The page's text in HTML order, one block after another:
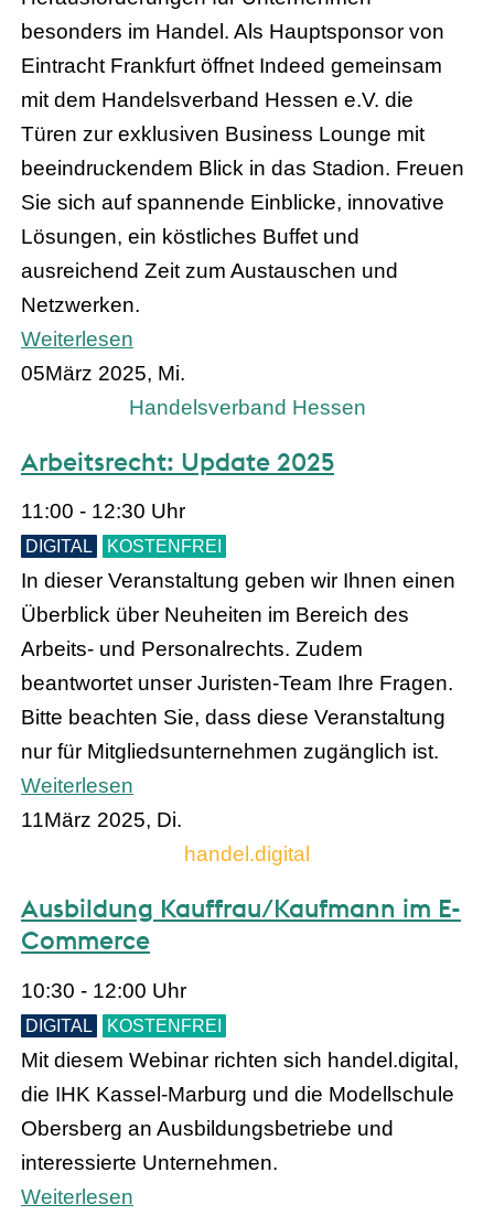
besonders im Handel. Als Hauptsponsor von
Eintracht Frankfurt öffnet Indeed gemeinsam
mit dem Handelsverband Hessen e.V. die
Türen zur exklusiven Business Lounge mit
beeindruckendem Blick in das Stadion. Freuen
Sie sich auf spannende Einblicke, innovative
Lösungen, ein köstliches Buffet und
ausreichend Zeit zum Austauschen und
Netzwerken.
Weiterlesen
05März 2025, Mi.
Handelsverband Hessen
Arbeitsrecht: Update 2025
11:00 - 12:30 Uhr
DIGITAL KOSTENFREI
In dieser Veranstaltung geben wir Ihnen einen
Überblick über Neuheiten im Bereich des
Arbeits- und Personalrechts. Zudem
beantwortet unser Juristen-Team Ihre Fragen.
Bitte beachten Sie, dass diese Veranstaltung
nur für Mitgliedsunternehmen zugänglich ist.
Weiterlesen
11März 2025, Di.
handel.digital
Ausbildung Kauffrau/Kaufmann im E-
Commerce
10:30 - 12:00 Uhr
DIGITAL KOSTENFREI
Mit diesem Webinar richten sich handel.digital,
die IHK Kassel-Marburg und die Modellschule
Obersberg an Ausbildungsbetriebe und
interessierte Unternehmen.
Weiterlesen